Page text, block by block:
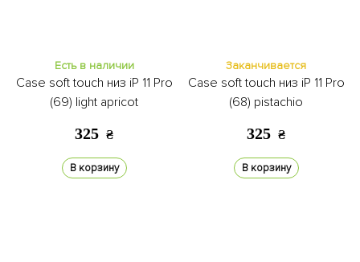
Есть в наличии
Case soft touch низ iP 11 Pro
(69) light apricot
325 ₴
В корзину
Заканчивается
Case soft touch низ iP 11 Pro
(68) pistachio
325 ₴
В корзину